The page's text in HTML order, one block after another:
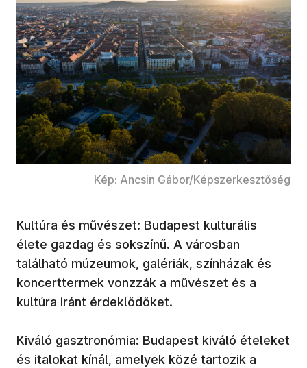
Kép: Ancsin Gábor/Képszerkesztőség
Kultúra és művészet: Budapest kulturális
élete gazdag és sokszínű. A városban
található múzeumok, galériák, színházak és
koncerttermek vonzzák a művészet és a
kultúra iránt érdeklődőket.
Kiváló gasztronómia: Budapest kiváló ételeket
és italokat kínál, amelyek közé tartozik a